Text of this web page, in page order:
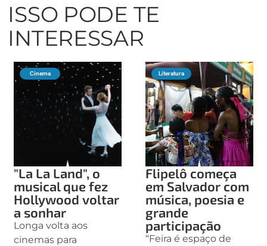
ISSO PODE TE
INTERESSAR
Cinema
"La La Land", o
musical que fez
Hollywood voltar
a sonhar
Longa volta aos
cinemas para
Literatura
Flipelô começa
em Salvador com
música, poesia e
grande
participação
“Feira é espaço de